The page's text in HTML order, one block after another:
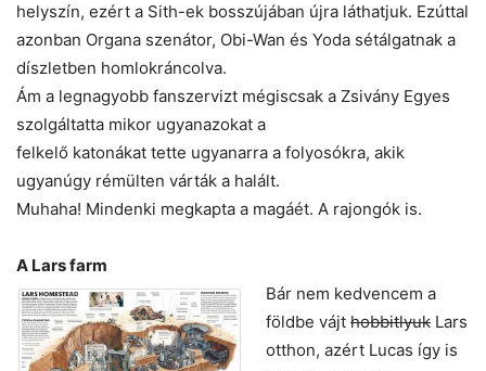
helyszín, ezért a Sith-ek bosszújában újra láthatjuk. Ezúttal
azonban Organa szenátor, Obi-Wan és Yoda sétálgatnak a
díszletben homlokráncolva.
Ám a legnagyobb fanszervizt mégiscsak a Zsivány Egyes
szolgáltatta mikor ugyanazokat a
felkelő katonákat tette ugyanarra a folyosókra, akik
ugyanúgy rémülten várták a halált.
Muhaha! Mindenki megkapta a magáét. A rajongók is.
A Lars farm
Bár nem kedvencem a
földbe vájt hobbitlyuk Lars
otthon, azért Lucas így is